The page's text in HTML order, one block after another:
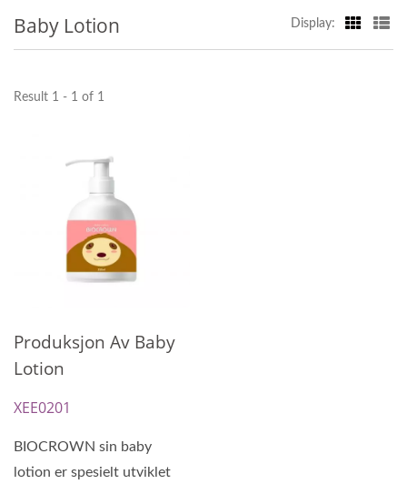
Baby Lotion Display:
Result 1 - 1 of 1
Produksjon Av Baby
Lotion
XEE0201
BIOCROWN sin baby
lotion er spesielt utviklet